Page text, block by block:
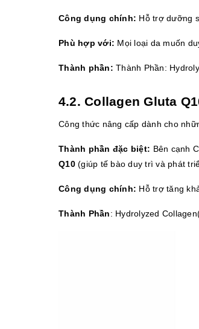
Công dụng chính: Hỗ trợ dưỡng
Phù hợp với: Mọi loại da muốn
Thành phần: Thành Phần:
4.2. Collagen Gluta
Công thức nâng cấp dành cho
Thành phần đặc biệt: Bên cạnh
Q10 (giúp tế bào duy trì và phát
Công dụng chính: Hỗ trợ tăng
Thành Phần: Hydrolyzed